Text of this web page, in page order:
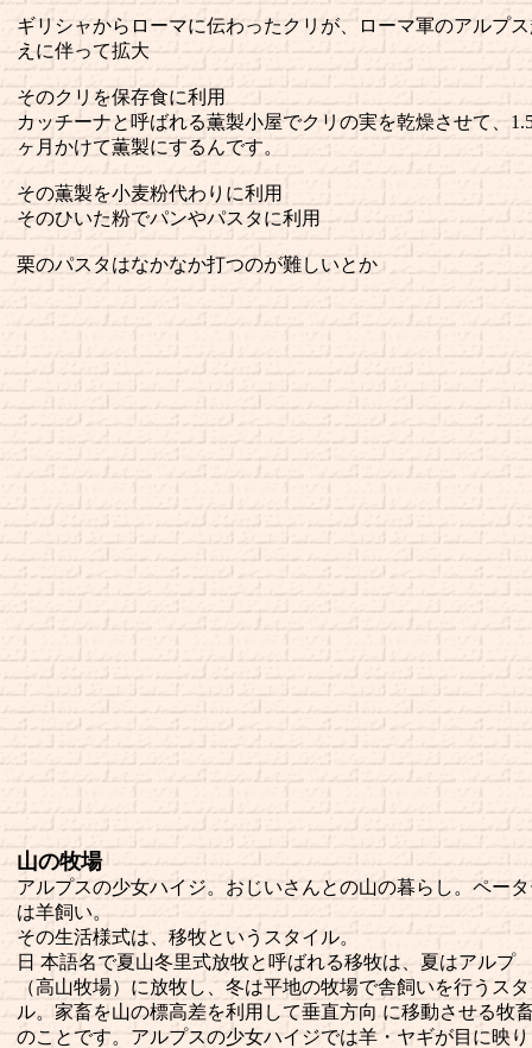
ギリシャからローマに伝わったクリが、ローマ軍のアルプ
えに伴って拡大
そのクリを保存食に利用
カッチーナと呼ばれる薫製小屋でクリの実を乾燥させて、
ヶ月かけて薫製にするんです。
その薫製を小麦粉代わりに利用
そのひいた粉でパンやパスタに利用
栗のパスタはなかなか打つのが難しいとか
山の牧場
アルプスの少女ハイジ。おじいさんとの山の暮らし。ペー
は羊飼い。
その生活様式は、移牧というスタイル。
日 本語名で夏山冬里式放牧と呼ばれる移牧は、夏はアルプ
（高山牧場）に放牧し、冬は平地の牧場で舎飼いを行うス
ル。家畜を山の標高差を利用して垂直方向 に移動させる牧
のことです。アルプスの少女ハイジでは羊・ヤギが目に映